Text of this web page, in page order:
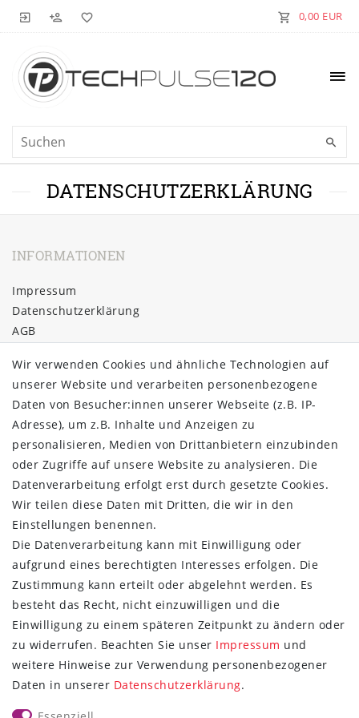
0,00 EUR
DATENSCHUTZERKLÄRUNG
INFORMATIONEN
Impressum
Daten­schutz­erklärung
AGB
Widerrufs­recht
Kontakt
Vertrag widerrufen
ÜBER UNS
Montage in Maintal / Hessen
Täglicher Versand mit DHL
Versandkostenfrei ab 20€
Same-Day Versand bei Zahlungseingang bis 13:00 Uhr
ZAHLUNG & VERSAND
UNSER VERSPRECHEN
Wir verwenden Cookies und ähnliche Technologien auf
unserer Website und verarbeiten personenbezogene
Daten von Besucher:innen unserer Webseite (z.B. IP-
Adresse), um z.B. Inhalte und Anzeigen zu
personalisieren, Medien von Drittanbietern einzubinden
oder Zugriffe auf unsere Website zu analysieren. Die
Datenverarbeitung erfolgt erst durch gesetzte Cookies.
Wir teilen diese Daten mit Dritten, die wir in den
Einstellungen benennen.
Die Datenverarbeitung kann mit Einwilligung oder
aufgrund eines berechtigten Interesses erfolgen. Die
Zustimmung kann erteilt oder abgelehnt werden. Es
besteht das Recht, nicht einzuwilligen und die
Einwilligung zu einem späteren Zeitpunkt zu ändern oder
zu widerrufen. Beachten Sie unser Impressum und
weitere Hinweise zur Verwendung personenbezogener
Daten in unserer Daten­schutz­erklärung.